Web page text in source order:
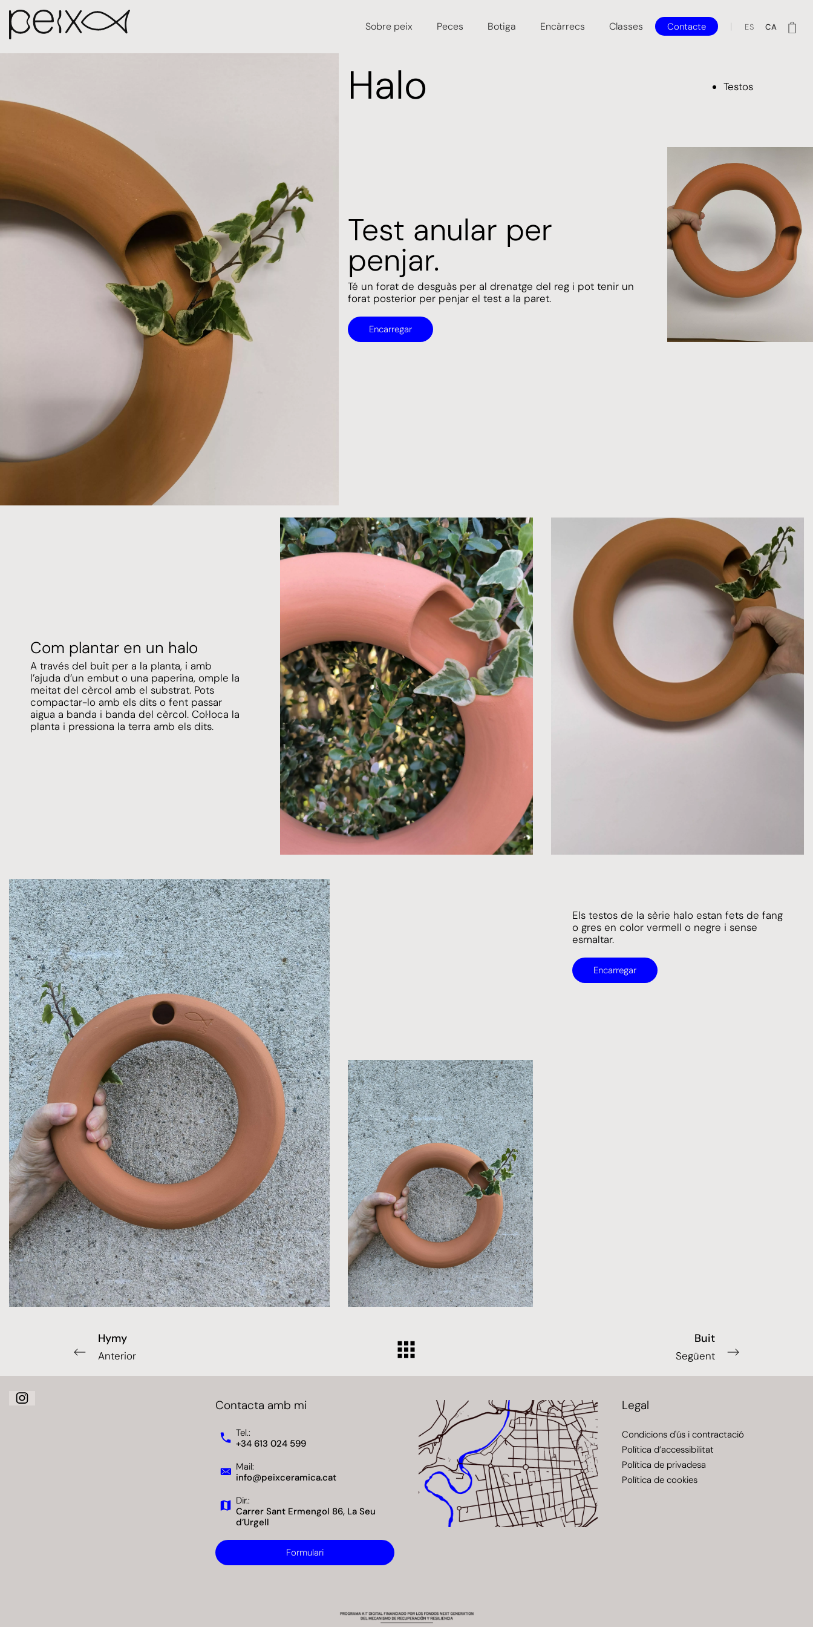
Sobre peix Peces Botiga Encàrrecs Classes Contacte ES CA
Halo Testos
Test anular per
penjar.
Té un forat de desguàs per al drenatge del reg i pot tenir un
forat posterior per penjar el test a la paret.
Encarregar
Com plantar en un halo
A través del buit per a la planta, i amb
l’ajuda d’un embut o una paperina, omple la
meitat del cèrcol amb el substrat. Pots
compactar-lo amb els dits o fent passar
aigua a banda i banda del cèrcol. Col·loca la
planta i pressiona la terra amb els dits.
Els testos de la sèrie halo estan fets de fang
o gres en color vermell o negre i sense
esmaltar.
Encarregar
Hymy
Anterior
Buit
Següent
Contacta amb mi
Tel.:
+34 613 024 599
Mail:
info@peixceramica.cat
Dir.:
Carrer Sant Ermengol 86, La Seu
d’Urgell
Formulari
Legal
Condicions d'ús i contractació
Política d’accessibilitat
Política de privadesa
Política de cookies